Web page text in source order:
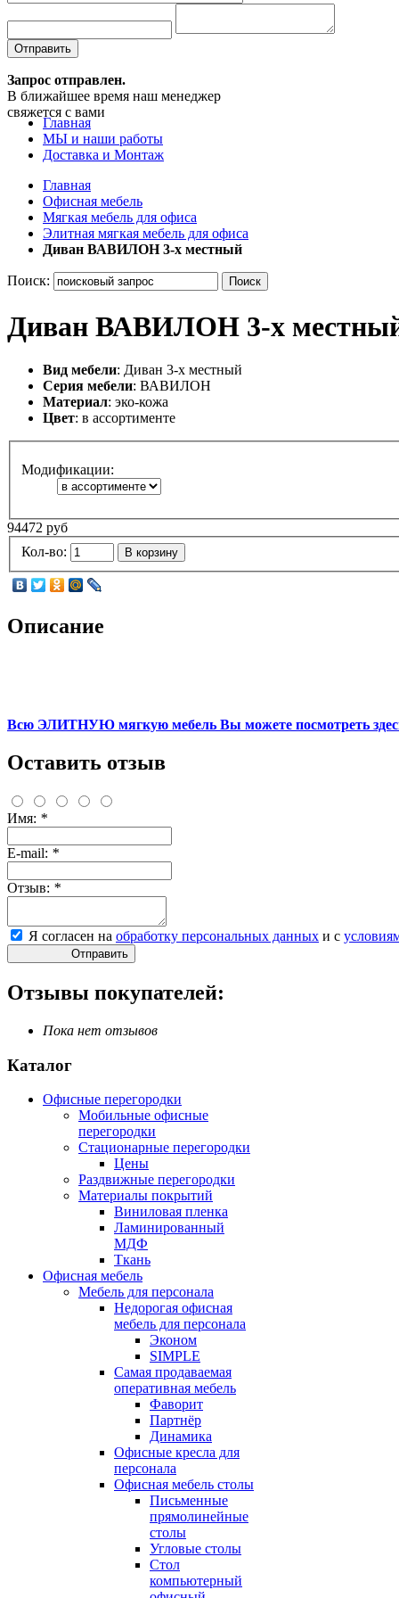
Отправить
Запрос отправлен.
В ближайшее время наш менеджер
свяжется с вами
Главная
МЫ и наши работы
Доставка и Монтаж
Главная
Офисная мебель
Мягкая мебель для офиса
Элитная мягкая мебель для офиса
Диван ВАВИЛОН 3-х местный
Поиск: Поиск
Диван ВАВИЛОН 3-х
Вид мебели: Диван 3-х местный
Серия мебели: ВАВИЛОН
Материал: эко-кожа
Цвет: в ассортименте
Модификации:
94472 руб
Кол-во:
В корзину
Описание
Всю ЭЛИТНУЮ мягкую мебель Вы можете посмотреть
Оставить отзыв
Имя: *
E-mail: *
Отзыв: *
Я согласен на обработку персональных данных и с
Отправить
Отзывы покупателей:
Пока нет отзывов
Каталог
Офисные перегородки
Мобильные офисные
перегородки
Стационарные перегородки
Цены
Раздвижные перегородки
Материалы покрытий
Виниловая пленка
Ламинированный
МДФ
Ткань
Офисная мебель
Мебель для персонала
Недорогая офисная
мебель для персонала
Эконом
SIMPLE
Самая продаваемая
оперативная мебель
Фаворит
Партнёр
Динамика
Офисные кресла для
персонала
Офисная мебель столы
Письменные
прямолинейные
столы
Угловые столы
Стол
компьютерный